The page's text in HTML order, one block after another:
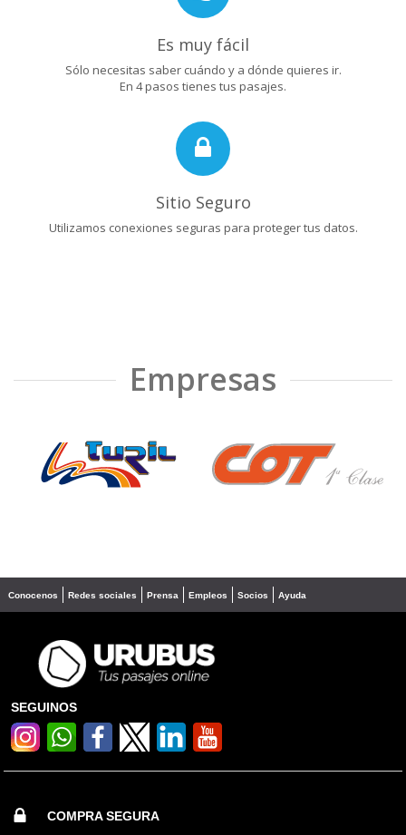
Es muy fácil
Sólo necesitas saber cuándo y a dónde quieres ir.
En 4 pasos tienes tus pasajes.
Sitio Seguro
Utilizamos conexiones seguras para proteger tus datos.
Empresas
❮ ❯
Conocenos Redes sociales Prensa Empleos Socios Ayuda
SEGUINOS
COMPRA SEGURA